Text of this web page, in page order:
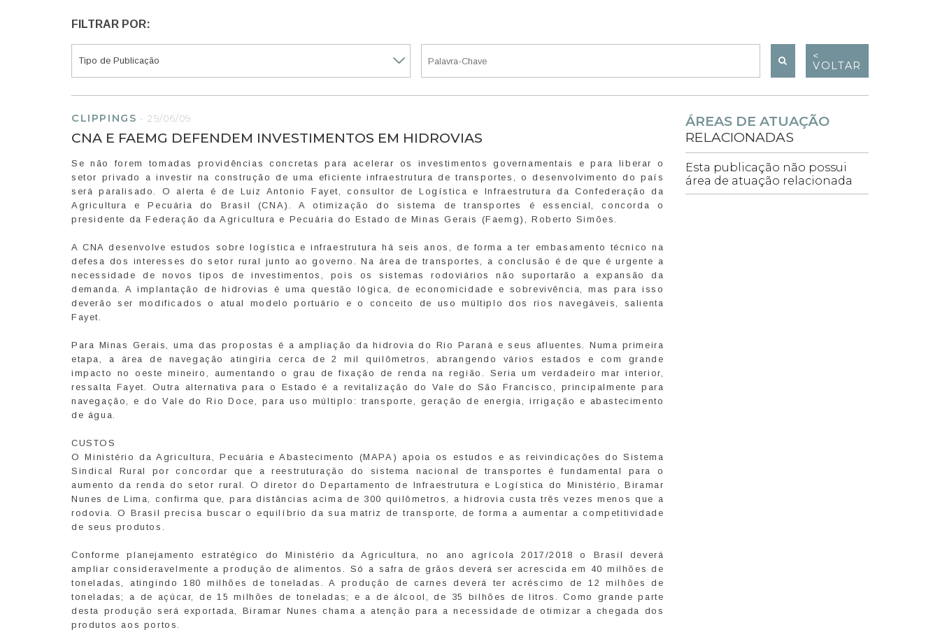
FILTRAR POR:
<
VOLTAR
CLIPPINGS -29/06/09
CNA E FAEMG DEFENDEM INVESTIMENTOS EM HIDROVIAS
Se não forem tomadas providências concretas para acelerar os investimentos governamentais e para liberar o
setor privado a investir na construção de uma eficiente infraestrutura de transportes, o desenvolvimento do país
será paralisado. O alerta é de Luiz Antonio Fayet, consultor de Logística e Infraestrutura da Confederação da
Agricultura e Pecuária do Brasil (CNA). A otimização do sistema de transportes é essencial, concorda o
presidente da Federação da Agricultura e Pecuária do Estado de Minas Gerais (Faemg), Roberto Simões.
A CNA desenvolve estudos sobre logística e infraestrutura há seis anos, de forma a ter embasamento técnico na
defesa dos interesses do setor rural junto ao governo. Na área de transportes, a conclusão é de que é urgente a
necessidade de novos tipos de investimentos, pois os sistemas rodoviários não suportarão a expansão da
demanda. A implantação de hidrovias é uma questão lógica, de economicidade e sobrevivência, mas para isso
deverão ser modificados o atual modelo portuário e o conceito de uso múltiplo dos rios navegáveis, salienta
Fayet.
Para Minas Gerais, uma das propostas é a ampliação da hidrovia do Rio Paraná e seus afluentes. Numa primeira
etapa, a área de navegação atingiria cerca de 2 mil quilômetros, abrangendo vários estados e com grande
impacto no oeste mineiro, aumentando o grau de fixação de renda na região. Seria um verdadeiro mar interior,
ressalta Fayet. Outra alternativa para o Estado é a revitalização do Vale do São Francisco, principalmente para
navegação, e do Vale do Rio Doce, para uso múltiplo: transporte, geração de energia, irrigação e abastecimento
de água.
CUSTOS
O Ministério da Agricultura, Pecuária e Abastecimento (MAPA) apoia os estudos e as reivindicações do Sistema
Sindical Rural por concordar que a reestruturação do sistema nacional de transportes é fundamental para o
aumento da renda do setor rural. O diretor do Departamento de Infraestrutura e Logística do Ministério, Biramar
Nunes de Lima, confirma que, para distâncias acima de 300 quilômetros, a hidrovia custa três vezes menos que a
rodovia. O Brasil precisa buscar o equilíbrio da sua matriz de transporte, de forma a aumentar a competitividade
de seus produtos.
Conforme planejamento estratégico do Ministério da Agricultura, no ano agrícola 2017/2018 o Brasil deverá
ampliar consideravelmente a produção de alimentos. Só a safra de grãos deverá ser acrescida em 40 milhões de
toneladas, atingindo 180 milhões de toneladas. A produção de carnes deverá ter acréscimo de 12 milhões de
toneladas; a de açúcar, de 15 milhões de toneladas; e a de álcool, de 35 bilhões de litros. Como grande parte
desta produção será exportada, Biramar Nunes chama a atenção para a necessidade de otimizar a chegada dos
produtos aos portos.
ÁREAS DE ATUAÇÃO
RELACIONADAS
Esta publicação não possui
área de atuação relacionada